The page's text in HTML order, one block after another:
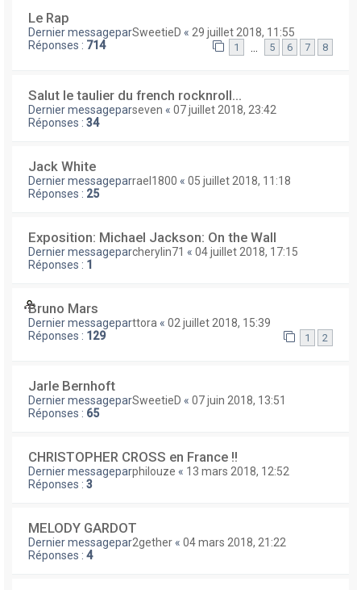
Le Rap
Dernier messageparSweetieD « 29 juillet 2018, 11:55
Réponses : 714 1 5 6 7 8
Salut le taulier du french rocknroll...
Dernier messageparseven « 07 juillet 2018, 23:42
Réponses : 34
Jack White
Dernier messageparrael1800 « 05 juillet 2018, 11:18
Réponses : 25
Exposition: Michael Jackson: On the Wall
Dernier messageparcherylin71 « 04 juillet 2018, 17:15
Réponses : 1
Bruno Mars
Dernier messageparttora « 02 juillet 2018, 15:39
Réponses : 129 1 2
Jarle Bernhoft
Dernier messageparSweetieD « 07 juin 2018, 13:51
Réponses : 65
CHRISTOPHER CROSS en France !!
Dernier messageparphilouze « 13 mars 2018, 12:52
Réponses : 3
MELODY GARDOT
Dernier messagepar2gether « 04 mars 2018, 21:22
Réponses : 4